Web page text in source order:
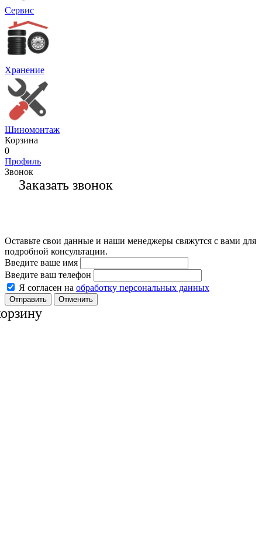
Сервис
Хранение
Шиномонтаж
Корзина
0
Профиль
Звонок
Заказать звонок
Оставьте свои данные и наши менеджеры свяжутся с вами для
подробной консультации.
Введите ваше имя
Введите ваш телефон
Я согласен на обработку персональных данных
Отменить